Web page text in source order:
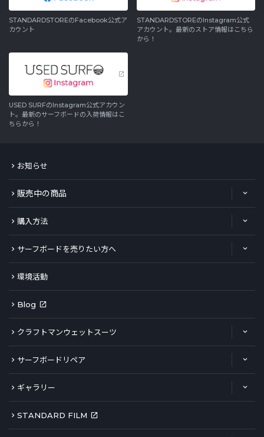
STANDARDSTOREのFacebook公式ア
カウント
STANDARDSTOREのInstagram公式
アカウント。最新のストア情報はこちら
から！
USED SURFのInstagram公式アカウン
ト。最新のサーフボードの入荷情報はこ
ちらから！
お知らせ
販売中の商品
購入方法
サーフボードを売りたい方へ
環境活動
Blog
クラフトマンウェットスーツ
サーフボードリペア
ギャラリー
STANDARD FILM